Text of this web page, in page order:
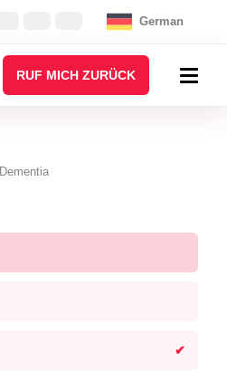
German
RUF MICH ZURÜCK
Dementia